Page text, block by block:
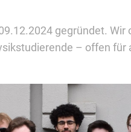
gegründet. Wir
– offen für